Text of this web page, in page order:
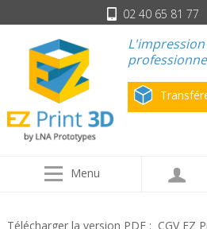
02 40 65 81 77
L'impression
Menu
Télécharger la version PDF : CGV EZ